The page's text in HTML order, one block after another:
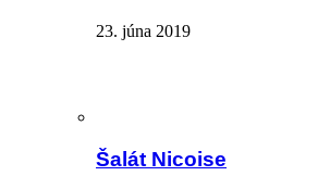
23. júna 2019
Šalát Nicoise